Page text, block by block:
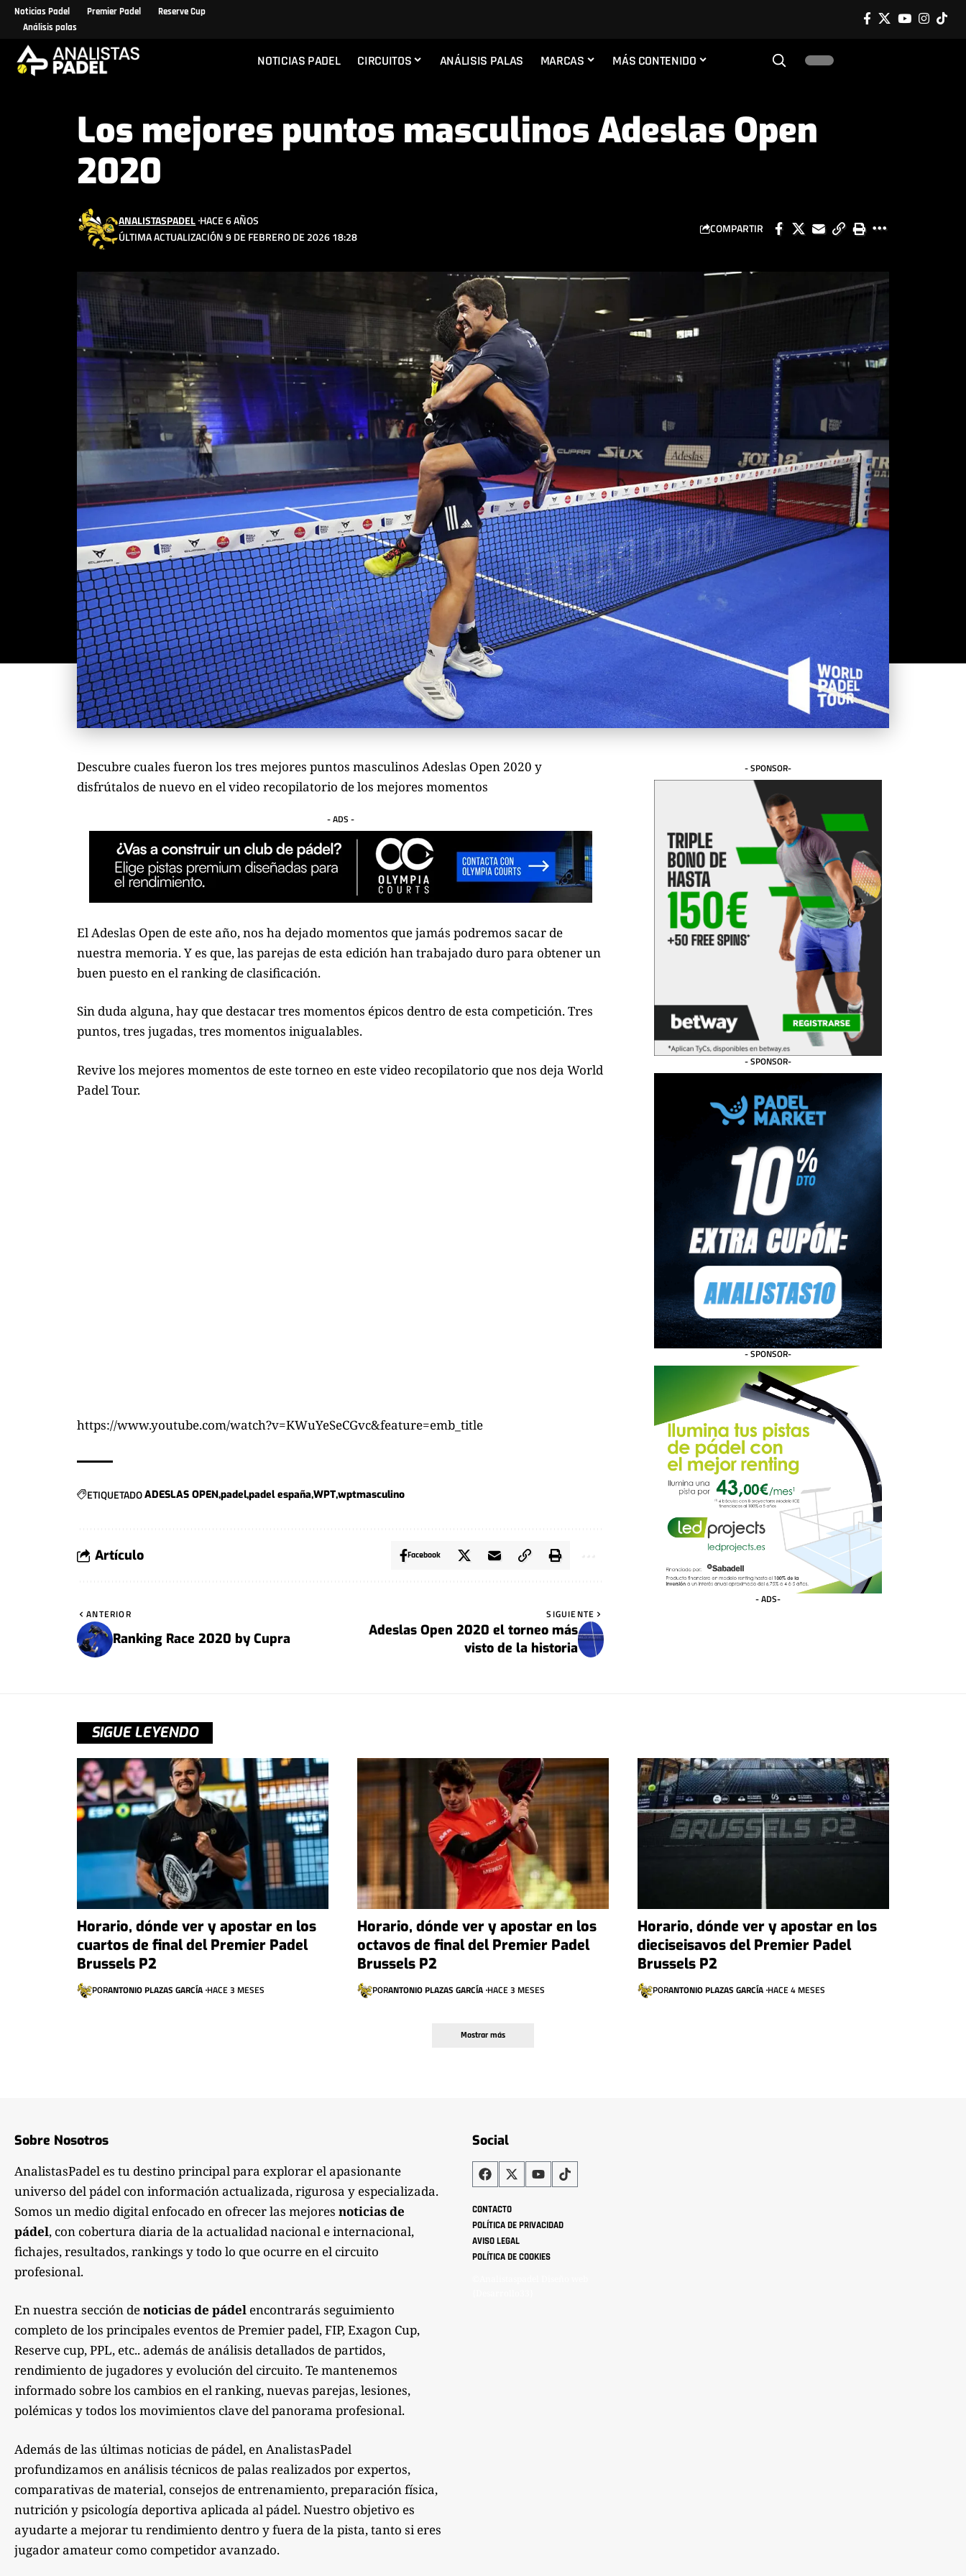
Noticias Padel Premier Padel
Reserve Cup
Análisis palas
NOTICIAS PADEL CIRCUITOS ANÁLISIS PALAS MARCAS MÁS CONTENIDO
Los mejores puntos masculinos Adeslas Open
2020
ÚLTIMA ACTUALIZACIÓN 9 DE FEBRERO DE 2026 18:28
ANALISTASPADEL HACE 6 AÑOS
COMPARTIR
Descubre cuales fueron los tres mejores puntos masculinos Adeslas Open 2020 y
disfrútalos de nuevo en el video recopilatorio de los mejores momentos
- ADS -
El Adeslas Open de este año, nos ha dejado momentos que jamás podremos sacar de
nuestra memoria. Y es que, las parejas de esta ediciónhan trabajado duro para obtener un
buen puesto en el ranking de clasificación.
Sin duda alguna, hay que destacar tres momentos épicos dentro de esta competición. Tres
puntos, tres jugadas, tres momentos inigualables.
Revive los mejores momentos de este torneo en este video recopilatorio que nos deja World
Padel Tour.
https://www.youtube.com/watch?v=KWuYeSeCGvc&feature=emb_title
ETIQUETADOADESLAS OPENpadelpadel españa WPTwptmasculino
Artículo Facebook
ANTERIOR
Ranking Race 2020 by Cupra
SIGUIENTE
Adeslas Open 2020 el torneo más
visto de la historia
- SPONSOR-
- SPONSOR-
- SPONSOR-
- ADS-
SIGUE LEYENDO
Horario, dónde ver y apostar en los
cuartos de final del Premier Padel
Brussels P2
PORANTONIO PLAZAS GARCÍA HACE 3 MESES
Horario, dónde ver y apostar en los
octavos de final del Premier Padel
Brussels P2
PORANTONIO PLAZAS GARCÍA HACE 3 MESES
Horario, dónde ver y apostar en los
dieciseisavos del Premier Padel
Brussels P2
PORANTONIO PLAZAS GARCÍA HACE 4 MESES
Mostrar más
Sobre Nosotros
AnalistasPadel es tu destino principal para explorar el apasionante
universo del pádel con información actualizada, rigurosa y especializada.
Somos un medio digital enfocado en ofrecer las mejores noticias de
pádel, con cobertura diaria de la actualidad nacional e internacional,
fichajes, resultados, rankings y todo lo que ocurre en el circuito
profesional.
En nuestra sección denoticias de pádel encontrarás seguimiento
completo de los principales eventos de Premier padel, FIP, Exagon Cup,
Reserve cup, PPL, etc.. además de análisis detallados de partidos,
rendimiento de jugadores y evolución del circuito. Te mantenemos
informado sobre los cambios en el ranking, nuevas parejas, lesiones,
polémicas y todos los movimientos clave del panorama profesional.
Además de las últimas noticias de pádel, en AnalistasPadel
profundizamos en análisis técnicos de palas realizados por expertos,
comparativas de material, consejos de entrenamiento, preparación física,
nutrición y psicología deportiva aplicada al pádel. Nuestro objetivo es
ayudarte a mejorar tu rendimiento dentro y fuera de la pista, tanto si eres
jugador amateur como competidor avanzado.
Social
CONTACTO
POLÍTICA DE PRIVACIDAD
AVISO LEGAL
POLÍTICA DE COOKIES